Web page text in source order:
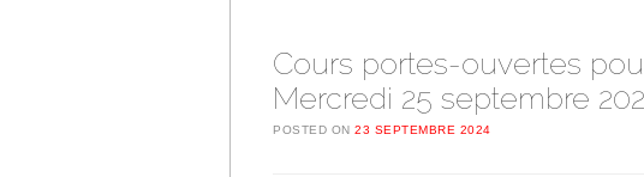
Cours portes-ouvertes
Mercredi 25 septembre
POSTED ON 23 SEPTEMBRE 2024